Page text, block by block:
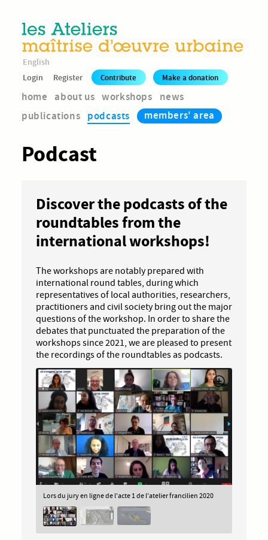
English
Login
Register Contribute Make a donation
home about us workshops
news
publications podcasts members' area
Podcast
Discover the podcasts of the
roundtables from the
international workshops!
The workshops are notably prepared with
international round tables, during which
representatives of local authorities, researchers,
practitioners and civil society bring out the major
questions of the workshop. In order to share the
debates that punctuated the preparation of the
workshops since 2021, we are pleased to present
the recordings of the roundtables as podcasts.
Lors du jury en ligne de l'acte 1 de l'atelier francilien 2020